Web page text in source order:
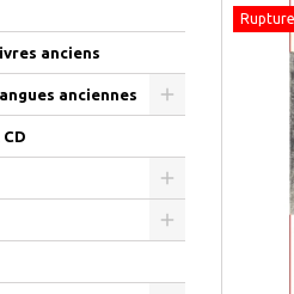
anciens
anciennes